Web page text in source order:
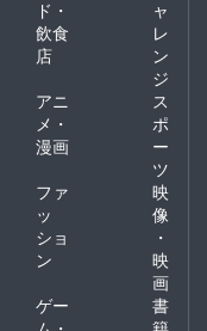
ド・
飲食
店
ャ
レ
ン
ジ
アニ
メ・
漫画
ス
ポ
ー
ツ
ファ
ッ
ショ
ン
映
像
・
映
画
ゲー
書